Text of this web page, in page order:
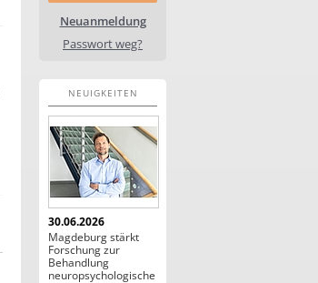
Neuanmeldung
Passwort weg?
NEUIGKEITEN
30.06.2026
Magdeburg stärkt
Forschung zur
Behandlung
neuropsychologische